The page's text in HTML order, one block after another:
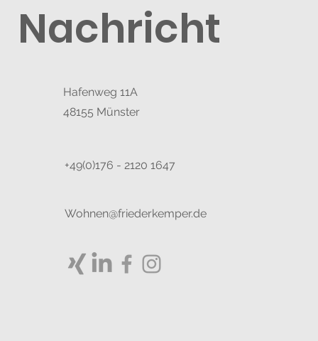
Nachricht
Hafenweg 11A
48155 Münster
+49(0)176 - 2120 1647
Wohnen@friederkemper.de